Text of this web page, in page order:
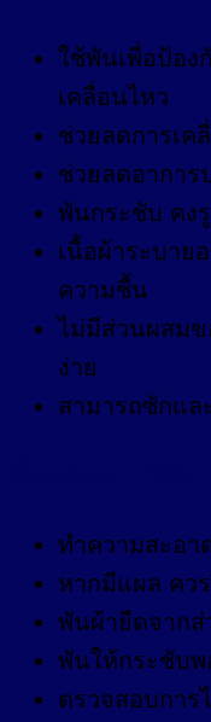
ใช้พันเพื่อป้อง
เคลื่อนไหว
ช่วยลดการเค
ช่วยลดอาการ
พันกระชับ คง
เนื้อผ้าระบาย
ความชื้น
ไม่มีส่วนผสมข
ง่าย
สามารถซักแล
ทำความสะอา
หากมีแผล คว
พันผ้ายืดจาก
พันให้กระชับ
ตรวจสอบการ